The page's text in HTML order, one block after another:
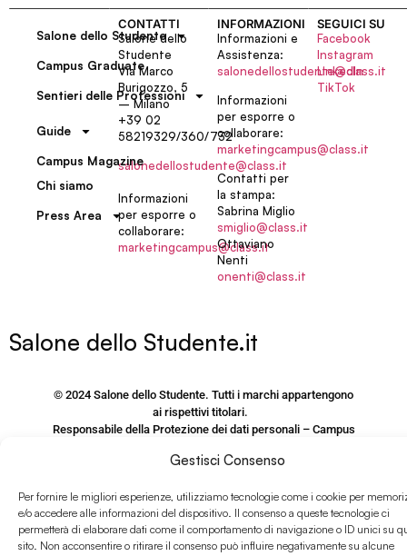
Gestisci Consenso
Per fornire le migliori esperienze, utilizziamo tecnologie come i cookie per
e/o accedere alle informazioni del dispositivo. Il consenso a queste tecnologie ci
permetterà di elaborare dati come il comportamento di navigazione o ID unici su
sito. Non acconsentire o ritirare il consenso può influire negativamente su alcune
Salone dello Studente
Campus Graduate
Sentieri delle Professioni
Guide
Campus Magazine
Chi siamo
Press Area
CONTATTI
Salone dello
Studente
Via Marco
Burigozzo, 5
– Milano
+39 02
58219329/360/732
salonedellostudente@class.it
Informazioni
per esporre o
collaborare:
marketingcampus@class.it
INFORMAZIONI
Informazioni e
Assistenza:
salonedellostudente@class.it
Informazioni
per esporre o
collaborare:
marketingcampus@class.it
Contatti per
la stampa:
Sabrina Miglio
smiglio@class.it
Ottaviano
Nenti
onenti@class.it
SEGUICI SU
Facebook
Instagram
LinkedIn
TikTok
Salone dello Studente.it
© 2024 Salone dello Studente. Tutti i marchi appartengono
ai rispettivi titolari.
Responsabile della Protezione dei dati personali – Campus
via M. Burigozzo 5 – 20122, Milano, email: Dpo@Class.It
P.IVA e CF 09406120155
PRIVACY POLICY SITO